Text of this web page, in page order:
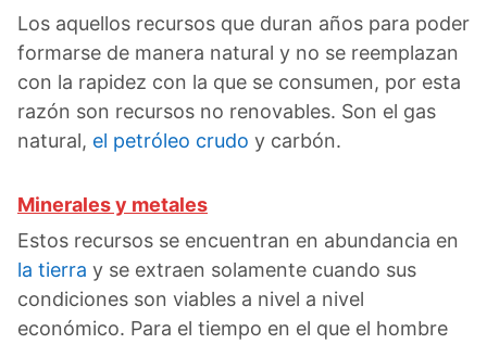
Los aquellos recursos que duran años para poder
formarse de manera natural y no se reemplazan
con la rapidez con la que se consumen, por esta
razón son recursos no renovables. Son el gas
natural, el petróleo crudo y carbón.
Minerales y metales
Estos recursos se encuentran en abundancia en
la tierra y se extraen solamente cuando sus
condiciones son viables a nivel a nivel
económico. Para el tiempo en el que el hombre